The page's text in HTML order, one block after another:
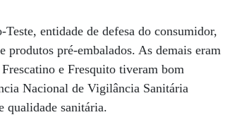
entidade de defesa do consumidor,
produtos pré-embalados. As demais eram
e Fresquito tiveram bom
Nacional de Vigilância Sanitária
qualidade sanitária.